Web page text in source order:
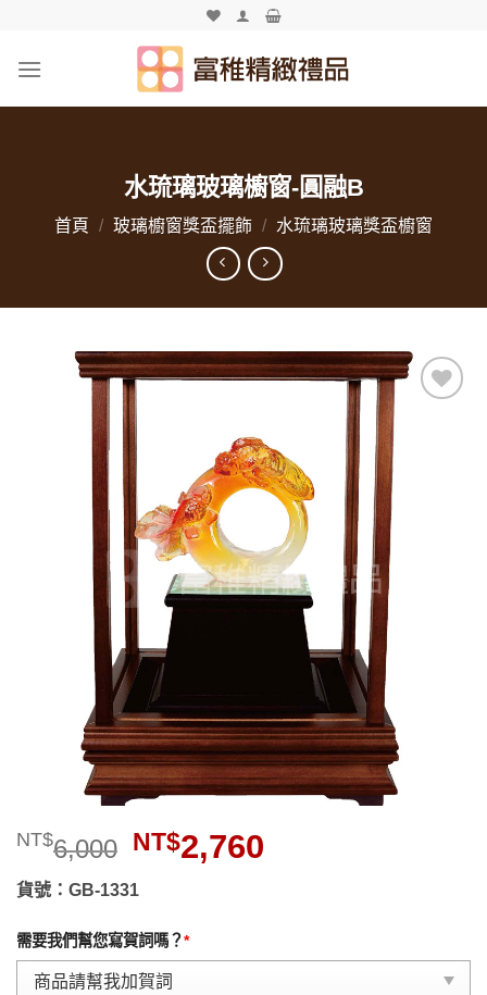
content
水琉璃玻璃櫥窗-圓融B
首頁 / 玻璃櫥窗獎盃擺飾 / 水琉璃玻璃獎盃櫥窗
NT$6,000 原
價
NT$6,000。
NT$2,760
貨號：GB-1331
需要我們幫您寫賀詞嗎？*